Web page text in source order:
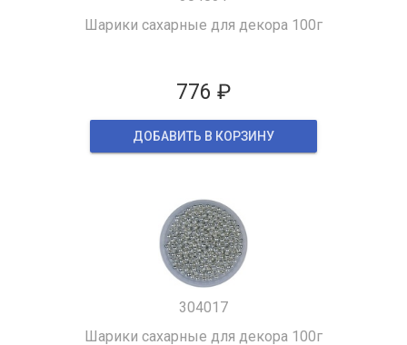
Шарики сахарные для декора 100г
776 ₽
ДОБАВИТЬ В КОРЗИНУ
304017
Шарики сахарные для декора 100г